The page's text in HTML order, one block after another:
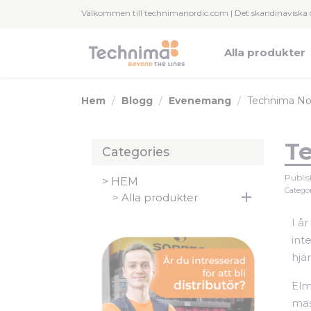
Välkommen till technimanordic.com | Det
Alla produkter
Hem Blogg Evenemang Technima
Categories
HEM
Alla produkter

I